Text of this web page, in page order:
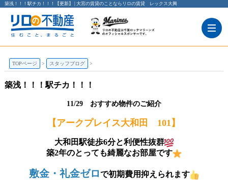
築浅！！！駅チカ！！！【更新】 | 大宮の賃貸のことならリロの賃貸 レックス大興
TOPページ スタッフブログ
築浅！！！駅チカ！！！
11/29 おすすめ物件のご紹介
【アークプレイス大和田 101】
大和田駅徒歩6分と利便性抜群
築2年のとっても綺麗なお部屋です
敷金・礼金ゼロで初期費用抑えられます